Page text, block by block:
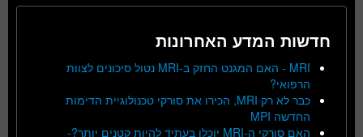
חדשות המדע האחרונות
MRI - האם המגנט החזק ב-MRI נטול סיכונים לצוות
הרפואי?
כבר לא רק MRI, הכירו את סורקי טכנולוגיית הדימות
החדשה MPI
האם סורקי ה-MRI יוכלו בעתיד להיות קטנים יותר?-